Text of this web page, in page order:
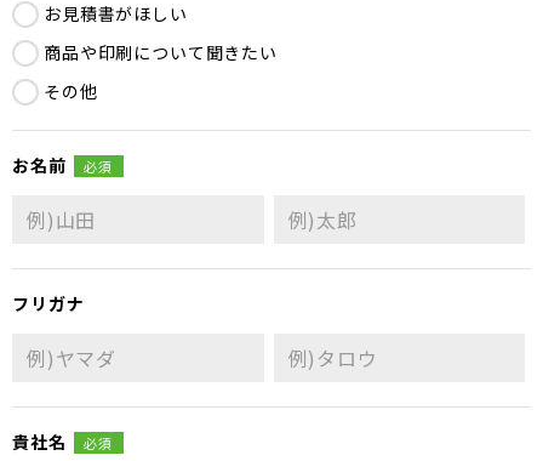
お見積書がほしい
商品や印刷について聞きたい
その他
お名前 必須
フリガナ
貴社名 必須